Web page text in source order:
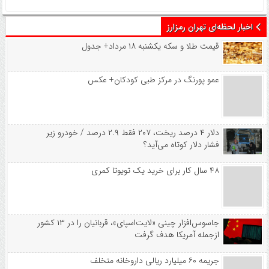
اخبار لحظه‌ای تهران رمزارز
قیمت طلا و سکه یکشنبه ۱۸ مرداد+ جدول
عمو پورنگ در مرکز طبی کودکان+ عکس
دلار ۴ درصد ریخت، ۲۰۷ فقط ۲.۹ درصد / خودرو زیر
فشار دلار کوتاه می‌آید؟
۴۸ سال کار برای خرید یک تویوتا کمری
جاسوس‌افزار چینی «لایت‌اسپای»، قربانیان را در ۱۳ کشور
ازجمله آمریکا هدف گرفت
جریمه ۶۰ میلیارد ریالی داروخانه متخلف